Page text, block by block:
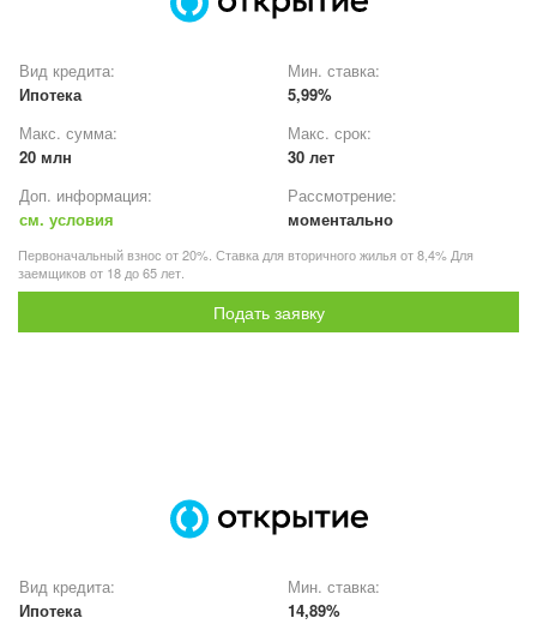
Вид кредита:
Ипотека
Мин. ставка:
5,99%
Макс. сумма:
20 млн
Макс. срок:
30 лет
Доп. информация:
см. условия
Рассмотрение:
моментально
Первоначальный взнос от 20%. Ставка для вторичного жилья от 8,4% Для
заемщиков от 18 до 65 лет.
Подать заявку
Вид кредита:
Ипотека
Мин. ставка:
14,89%